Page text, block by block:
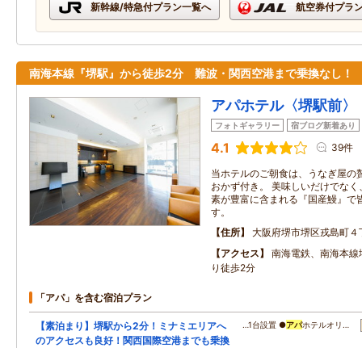
新幹線/特急付プラン一覧へ 航空券付プラ
南海本線『堺駅』から徒歩2分 難波・関西空港まで乗換なし！
アパホテル〈堺駅前〉
フォトギャラリー 宿ブログ新着あり
4.1 39件
当ホテルのご朝食は、うなぎ屋
おかず付き。 美味しいだけでな
素が豊富に含まれる『国産鰻』で
す。
住所
大阪府堺市堺区戎島町４
アクセス
南海電鉄、南海本
り徒歩2分
「アパ」を含む宿泊プラン
【素泊まり】堺駅から2分！ミナミエリアへ
のアクセスも良好！関西国際空港までも乗換
…1台設置 ●アパホテルオリ…